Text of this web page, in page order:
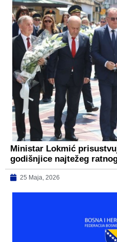
Ministar Lokmić
godišnjice najtežeg
25 Maja, 2026